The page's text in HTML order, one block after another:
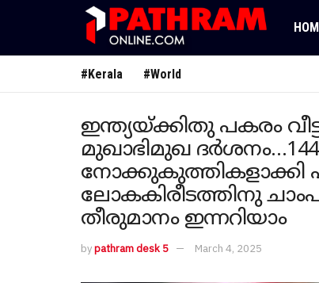
#Kerala #World
ഇന്ത്യയ്ക്കിതു പകരം
മുഖാഭിമുഖ
നോക്കുകുത്തികളാക്കി
ലോകകിരീടത്തിനു
തീരുമാനം ഇന്നറിയാം
bypathram desk 5 March 4, 2025